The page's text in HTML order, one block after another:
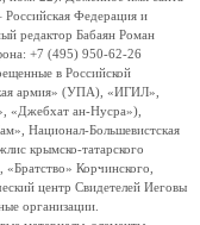
Федерация и
редактор Бабаян Роман
+7 (495) 950-62-26
в Российской
армия» (УПА), «ИГИЛ»,
«Джебхат ан-Нусра»),
Национал-Большевистская
крымско-татарского
Корчинского,
центр Свидетелей Иеговы
организации.